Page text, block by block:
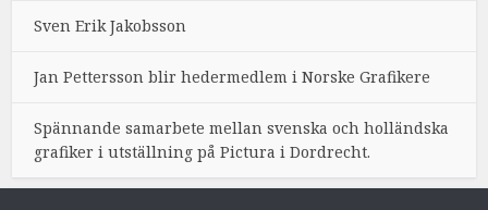
Sven Erik Jakobsson
Jan Pettersson blir hedermedlem i Norske Grafikere
Spännande samarbete mellan svenska och holländska
grafiker i utställning på Pictura i Dordrecht.